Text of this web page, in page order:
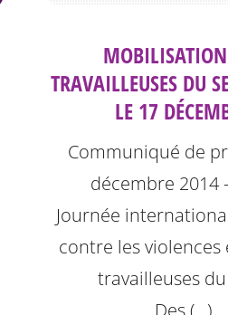
TRAVAILLEUSES DU
LE 17
Communiqué de
décembre 2014
Journée
contre les violences
travailleuses